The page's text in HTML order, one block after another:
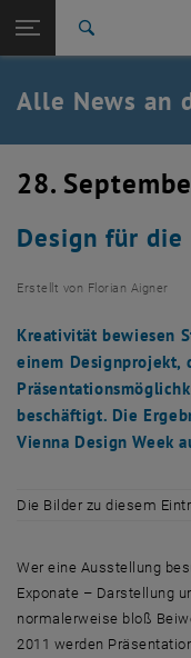
TU Login
Quicklinks
Quicklinks-Menü
Studium
Karriere
Zurück: Subseiten von
Zurück zur letzten
TU Wien
Übersicht
Alle News an
28.
Design für die
Erstellt von Florian Aigner
Kreativität bewiesen
einem Designprojekt,
beschäftigt. Die
Vienna Design Week
Die Bilder zu diesem
Wer eine Ausstellung
Exponate – Darstellung
normalerweise bloß
2011 werden